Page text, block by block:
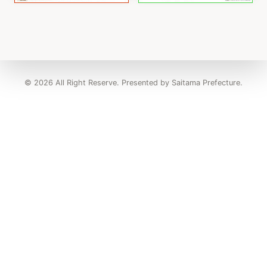
© 2026 All Right Reserve. Presented by Saitama Prefecture.